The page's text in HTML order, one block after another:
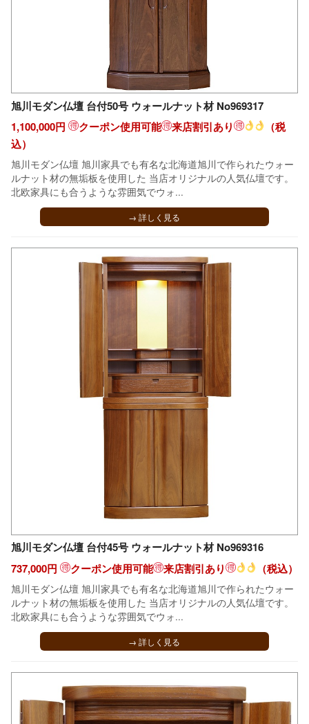
旭川モダン仏壇 台付50号 ウォールナット材 No969317
1,100,000円
クーポン使用可能 来店割引あり
（税
込）
旭川モダン仏壇 旭川家具でも有名な北海道旭川で作られたウォー
ルナット材の無垢板を使用した 当店オリジナルの人気仏壇です。
北欧家具にも合うような雰囲気でウォ...
→ 詳しく見る
旭川モダン仏壇 台付45号 ウォールナット材 No969316
737,000円
クーポン使用可能 来店割引あり （税込）
旭川モダン仏壇 旭川家具でも有名な北海道旭川で作られたウォー
ルナット材の無垢板を使用した 当店オリジナルの人気仏壇です。
北欧家具にも合うような雰囲気でウォ...
→ 詳しく見る